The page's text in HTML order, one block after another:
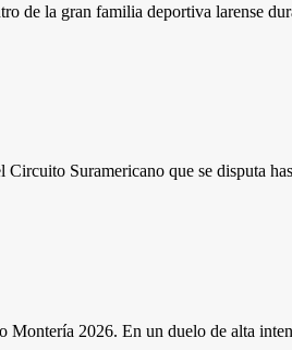
de la gran familia deportiva larense
Circuito Suramericano que se disputa
Montería 2026. En un duelo de alta